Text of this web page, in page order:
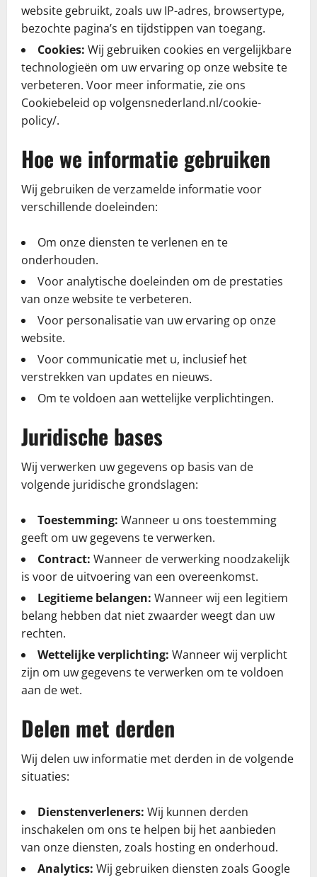
website gebruikt, zoals uw IP-adres, browsertype,
bezochte pagina’s en tijdstippen van toegang.
Cookies: Wij gebruiken cookies en vergelijkbare
technologieën om uw ervaring op onze website te
verbeteren. Voor meer informatie, zie ons
Cookiebeleid op volgensnederland.nl/cookie-
policy/.
Hoe we informatie gebruiken
Wij gebruiken de verzamelde informatie voor
verschillende doeleinden:
Om onze diensten te verlenen en te
onderhouden.
Voor analytische doeleinden om de prestaties
van onze website te verbeteren.
Voor personalisatie van uw ervaring op onze
website.
Voor communicatie met u, inclusief het
verstrekken van updates en nieuws.
Om te voldoen aan wettelijke verplichtingen.
Juridische bases
Wij verwerken uw gegevens op basis van de
volgende juridische grondslagen:
Toestemming: Wanneer u ons toestemming
geeft om uw gegevens te verwerken.
Contract: Wanneer de verwerking noodzakelijk
is voor de uitvoering van een overeenkomst.
Legitieme belangen: Wanneer wij een legitiem
belang hebben dat niet zwaarder weegt dan uw
rechten.
Wettelijke verplichting: Wanneer wij verplicht
zijn om uw gegevens te verwerken om te voldoen
aan de wet.
Delen met derden
Wij delen uw informatie met derden in de volgende
situaties:
Dienstenverleners: Wij kunnen derden
inschakelen om ons te helpen bij het aanbieden
van onze diensten, zoals hosting en onderhoud.
Analytics: Wij gebruiken diensten zoals Google